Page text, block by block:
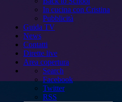
In cucina con Cristina
Pubblicità
Guida TV
News
Contatti
Dirette live
Area copertura
Search
Facebook
Twitter
RSS